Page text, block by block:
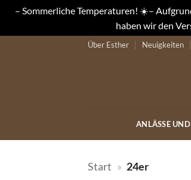
– Sommerliche Temperaturen! ☀️–
haben wir den
Über Esther Neuigkeiten
ANLÄSSE
Start » 24er